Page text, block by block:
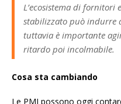
L’ecosistema di fornitori
stabilizzato può indurre
tuttavia è importante
ritardo poi incolmabile.
Cosa sta cambiando
Le PMI possono oggi